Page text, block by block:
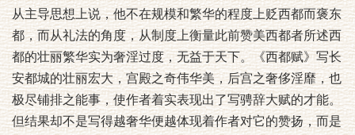
从主导思想上说，他不在规模和繁华的程度上贬西都而褒东
都，而从礼法的角度，从制度上衡量此前赞美西都者所述西
都的壮丽繁华实为奢淫过度，无益于天下。《西都赋》写长
安都城的壮丽宏大，宫殿之奇伟华美，后宫之奢侈淫靡，也
极尽铺排之能事，使作者着实表现出了写骋辞大赋的才能。
但结果却不是写得越奢华便越体现着作者对它的赞扬，而是